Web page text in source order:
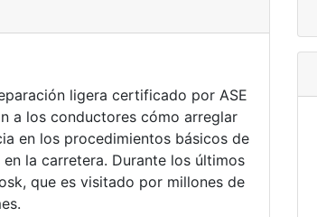
ligera certificado por ASE
a los conductores cómo arreglar
en los procedimientos básicos de
la carretera. Durante los últimos
que es visitado por millones de